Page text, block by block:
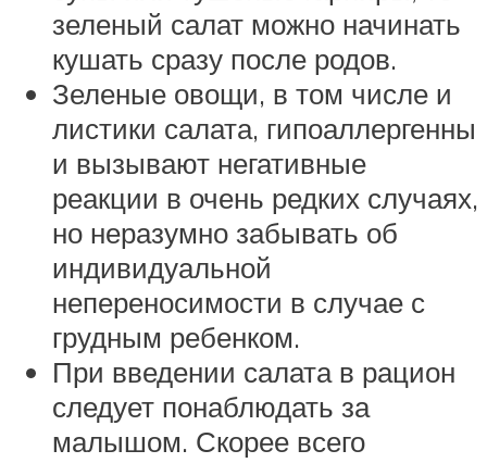
зеленый салат можно начинать
кушать сразу после родов.
Зеленые овощи, в том числе и
листики салата, гипоаллергенны
и вызывают негативные
реакции в очень редких случаях,
но неразумно забывать об
индивидуальной
непереносимости в случае с
грудным ребенком.
При введении салата в рацион
следует понаблюдать за
малышом. Скорее всего